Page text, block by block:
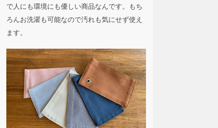
で人にも環境にも優しい商品なんです。もち
ろんお洗濯も可能なので汚れも気にせず使え
ます。